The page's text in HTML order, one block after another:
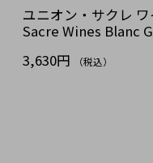
ユニオン・サクレ
Sacre Wines Blanc
3,630円
（税込）